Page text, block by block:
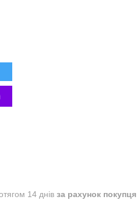
14 днів за рахунок покупця